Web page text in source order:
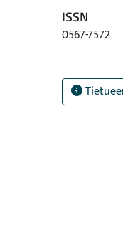
ISSN
0567-7572